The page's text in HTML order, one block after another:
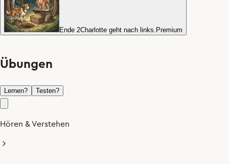
Ende 2Charlotte geht nach links. Premium
Übungen
Lernen? Testen?
Hören & Verstehen